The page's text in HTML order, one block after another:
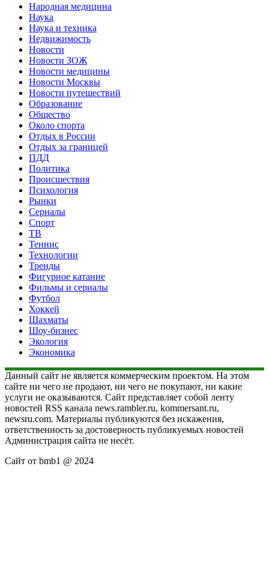
Народная медицина
Наука
Наука и техника
Недвижимость
Новости
Новости ЗОЖ
Новости медицины
Новости Москвы
Новости путешествий
Образование
Общество
Около спорта
Отдых в России
Отдых за границей
ПДД
Политика
Происшествия
Психология
Рынки
Сериалы
Спорт
ТВ
Теннис
Технологии
Тренды
Фигурное катание
Фильмы и сериалы
Футбол
Хоккей
Шахматы
Шоу-бизнес
Экология
Экономика
Данный сайт не является коммерческим проектом. На этом
сайте ни чего не продают, ни чего не покупают, ни какие
услуги не оказываются. Сайт представляет собой ленту
новостей RSS канала news.rambler.ru, kommersant.ru,
newsru.com. Материалы публикуются без искажения,
ответственность за достоверность публикуемых новостей
Администрация сайта не несёт.
Сайт от bmb1 @ 2024